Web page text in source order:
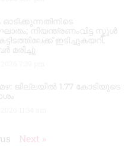
നിയന്ത്രണംവിട്ട സ്കൂൾ
ഇടിച്ചുകയറി,
മരിച്ചു
ജില്ലയിൽ 1.77 കോടിയുടെ
Next »